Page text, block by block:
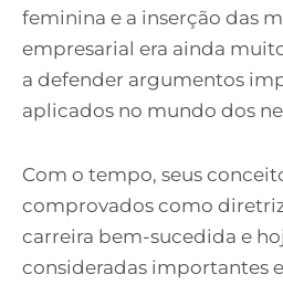
feminina e a inserção das
empresarial era ainda
a defender argumentos
aplicados no mundo dos
Com o tempo, seus
comprovados como
carreira bem-sucedida e
consideradas importantes